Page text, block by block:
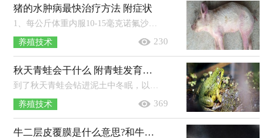
猪的水肿病最快治疗方法 附症状
养殖技术 230
秋天青蛙会干什么 附青蛙发育的四个阶段
养殖技术 369
牛二层皮覆膜是什么意思?和牛头层皮哪个好